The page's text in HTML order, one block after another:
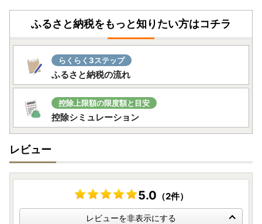
ふるさと納税をもっと知りたい方はコチラ
らくらく3ステップ
ふるさと納税の流れ
控除上限額の限度額と目安
控除シミュレーション
レビュー
5.0 （2件）
レビューを非表示にする